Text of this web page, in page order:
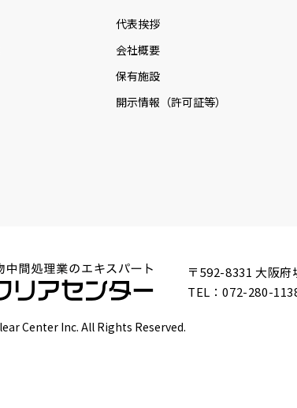
代表挨拶
会社概要
保有施設
開示情報（許可証等）
〒592-8331 大阪府
TEL：072-280-
Center Inc. All Rights Reserved.